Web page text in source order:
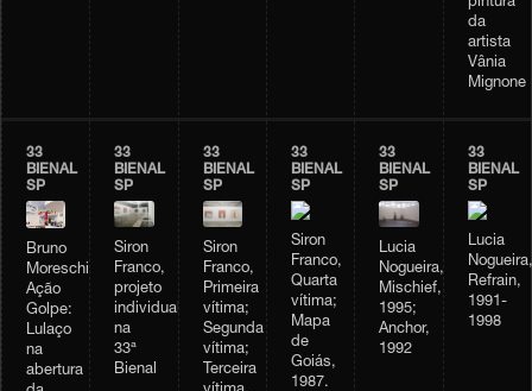
da
artista
Vânia
Mignone
33
BIENAL
SP
Bruno
Moreschi,
Ação
Golpe:
Lulaço
na
abertura
33
BIENAL
SP
Siron
Franco,
projeto
individual
na
33ª
Bienal
33
BIENAL
SP
Siron
Franco,
Primeira
vítima;
Segunda
vítima;
Terceira
33
BIENAL
SP
Siron
Franco,
Quarta
vítima;
Mapa
de
Goiás,
1987.
33
BIENAL
SP
Lucia
Nogueira,
Mischief,
1995;
Anchor,
1992
33
BIENAL
SP
Lucia
Nogueira,
Refrain,
1991-
1998